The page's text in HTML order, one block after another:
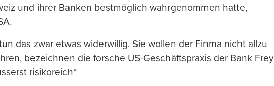
und ihrer Banken bestmöglich wahrgenommen hatte,
das zwar etwas widerwillig. Sie wollen der Finma nicht allzu
bezeichnen die forsche US-Geschäftspraxis der Bank Frey
risikoreich“